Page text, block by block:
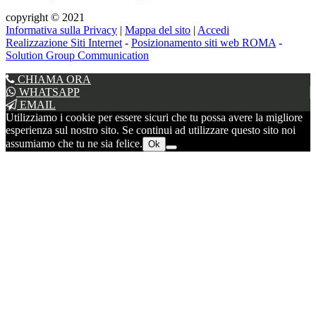
copyright © 2021
Informativa sulla Privacy | Mappa del sito | Accedi
Realizzazione Siti Internet - Posizionamento siti web ROMA -
Solution Group Communication
CHIAMA ORA
WHATSAPP
EMAIL
Utilizziamo i cookie per essere sicuri che tu possa avere la migliore
esperienza sul nostro sito. Se continui ad utilizzare questo sito noi
assumiamo che tu ne sia felice. Ok